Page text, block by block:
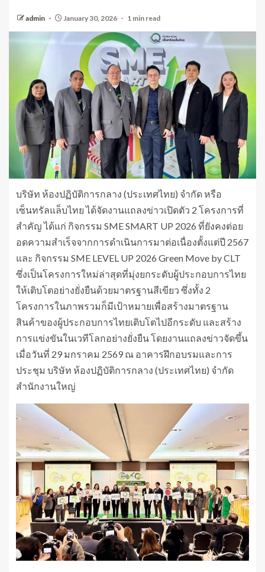
admin January 30, 2026 1 min read
บริษัท ห้องปฏิบัติการกลาง (ประเทศไทย) จำกัด หรือ
เซ็นทรัลแล็บไทย ได้จัดงานแถลงข่าวเปิดตัว 2 โครงการที่
สำคัญ ได้แก่ กิจกรรม SME SMART UP 2026 ที่ยังคงต่อย
อดความสำเร็จจากการดำเนินการมาต่อเนื่องตั้งแต่ปี 2567
และ กิจกรรม SME LEVEL UP 2026 Green Move by CLT
ซึ่งเป็นโครงการใหม่ล่าสุดที่มุ่งยกระดับผู้ประกอบการไทย
ให้เติบโตอย่างยั่งยืนด้วยมาตรฐานสีเขียว ซึ่งทั้ง 2
โครงการในภาพรวมก็มีเป้าหมายเพื่อสร้างมาตรฐาน
สินค้าของผู้ประกอบการไทยเติบโตไปอีกระดับ และสร้าง
การแข่งขันในเวทีโลกอย่างยั่งยืน โดยงานแถลงข่าวจัดขึ้น
เมื่อวันที่ 29 มกราคม 2569 ณ อาคารฝึกอบรมและการ
ประชุม บริษัท ห้องปฏิบัติการกลาง (ประเทศไทย) จำกัด
สำนักงานใหญ่